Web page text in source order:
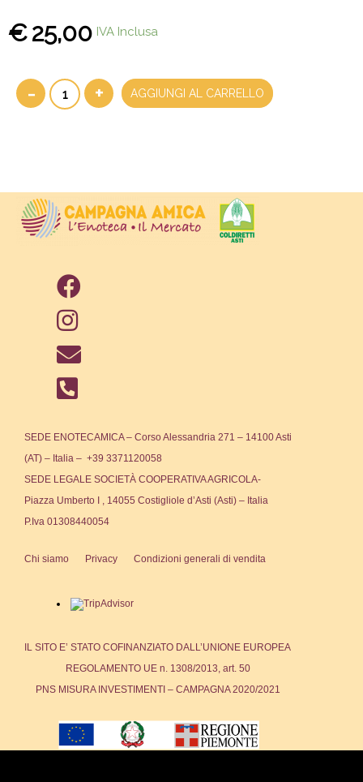
25,00
€ IVA Inclusa
- + AGGIUNGI AL CARRELLO
SEDE ENOTECAMICA – Corso Alessandria 271 – 14100 Asti
(AT) – Italia – +39 3371120058
SEDE LEGALE SOCIETÀ COOPERATIVA AGRICOLA-
Piazza Umberto I , 14055 Costigliole d’Asti (Asti) – Italia
P.Iva 01308440054
Chi siamo Privacy Condizioni generali di vendita
IL SITO E’ STATO COFINANZIATO DALL’UNIONE EUROPEA
REGOLAMENTO UE n. 1308/2013, art. 50
PNS MISURA INVESTIMENTI – CAMPAGNA 2020/2021